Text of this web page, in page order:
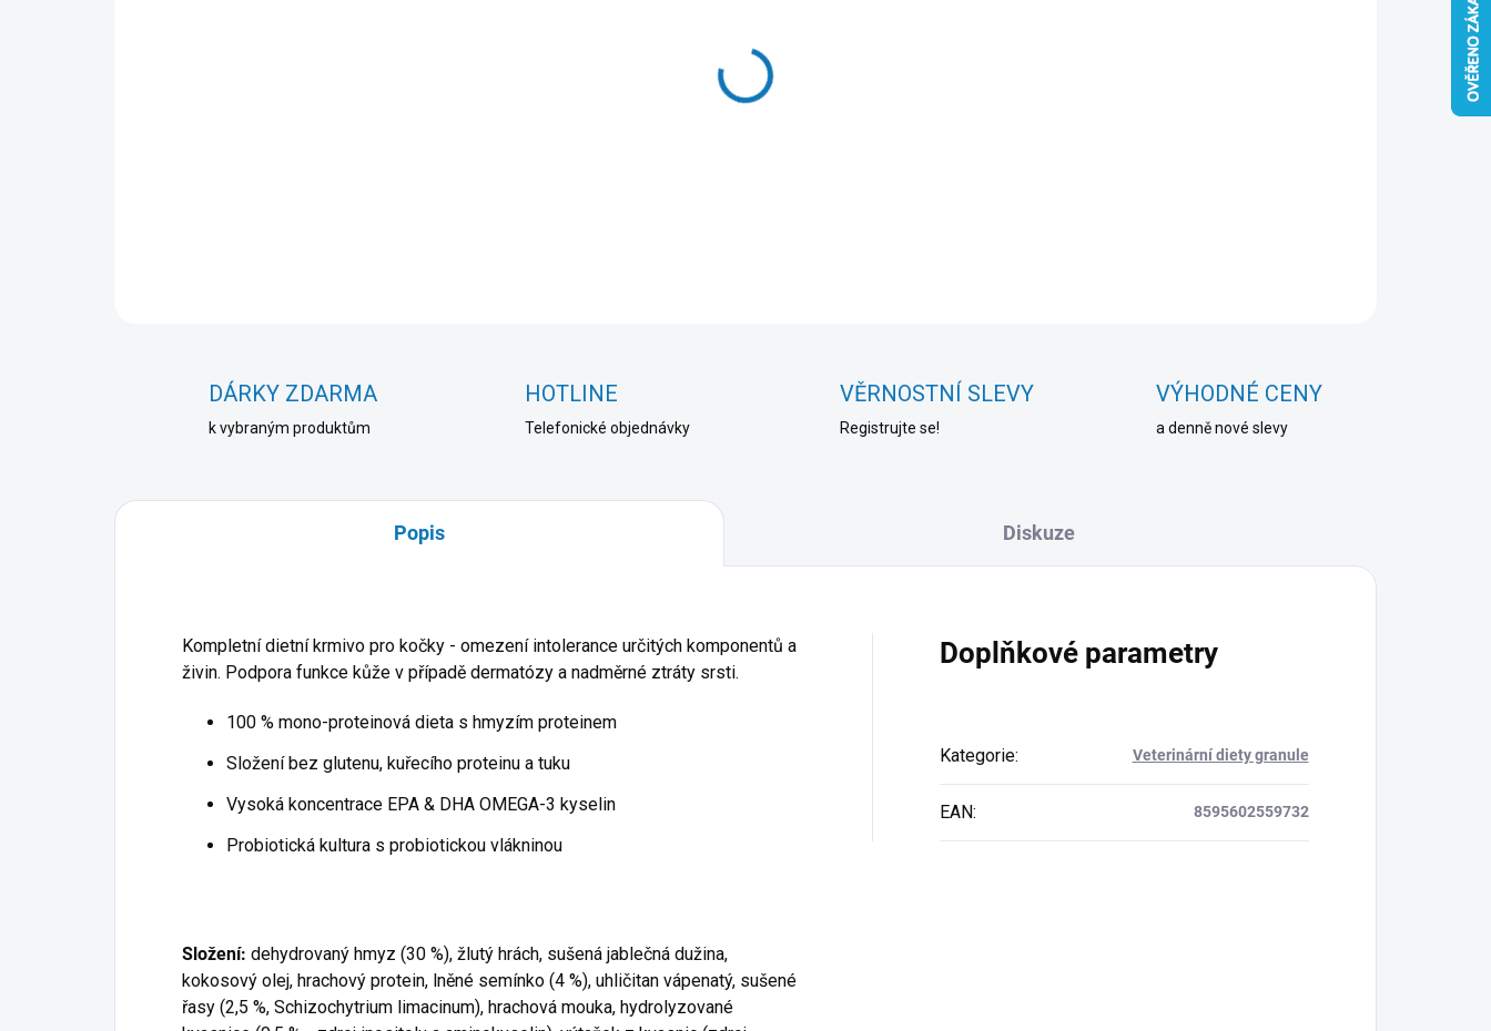
DÁRKY ZDARMA
k vybraným produktům
HOTLINE
Telefonické objednávky
VĚRNOSTNÍ SLEVY
Registrujte se!
VÝHODNÉ CENY
a denně nové slevy
Popis Diskuze
Kompletní dietní krmivo pro kočky - omezení intolerance určitých komponentů a
živin. Podpora funkce kůže v případě dermatózy a nadměrné ztráty srsti.
100 % mono-proteinová dieta s hmyzím proteinem
Složení bez glutenu, kuřecího proteinu a tuku
Vysoká koncentrace EPA & DHA OMEGA-3 kyselin
Probiotická kultura s probiotickou vlákninou
Složení: dehydrovaný hmyz (30 %), žlutý hrách, sušená jablečná dužina,
kokosový olej, hrachový protein, lněné semínko (4 %), uhličitan vápenatý, sušené
řasy (2,5 %, Schizochytrium limacinum), hrachová mouka, hydrolyzované
Doplňkové parametry
Kategorie: Veterinární diety granule
EAN: 8595602559732